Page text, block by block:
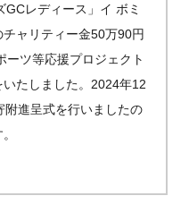
GCレディース」イ ボミ
ャリティー金50万90円
ーツ等応援プロジェクト
たしました。2024年12
附進呈式を行いましたの